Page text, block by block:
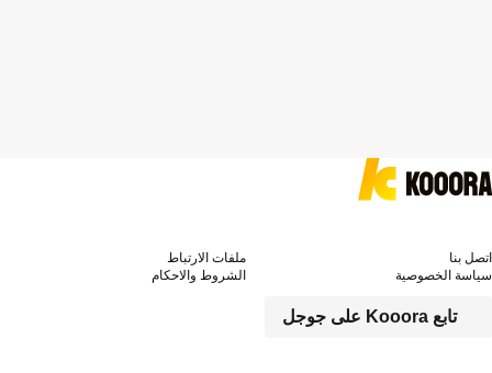
تابع Kooora على جوجل
اتصل بنا
ملفات الارتباط
سياسة الخصوصية
الشروط والاحكام